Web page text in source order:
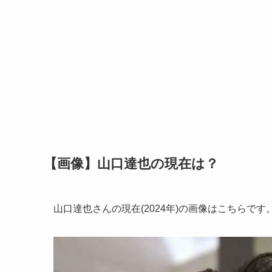
【画像】山口達也の現在は？
山口達也さんの現在(2024年)の画像はこちらです